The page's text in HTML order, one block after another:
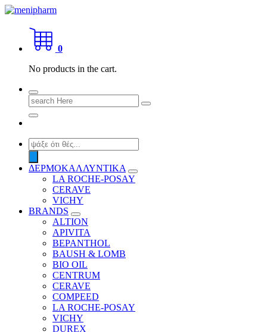
Skip
content
shop 2 easily
0
No products in the cart.
Search
for:
Products
search
ΔΕΡΜΟΚΑΛΛΥΝΤΙΚΑ
LA ROCHE-POSAY
CERAVE
VICHY
BRANDS
ALTION
APIVITA
BEPANTHOL
BAUSH & LOMB
BIO OIL
CENTRUM
CERAVE
COMPEED
LA ROCHE-POSAY
VICHY
DUREX